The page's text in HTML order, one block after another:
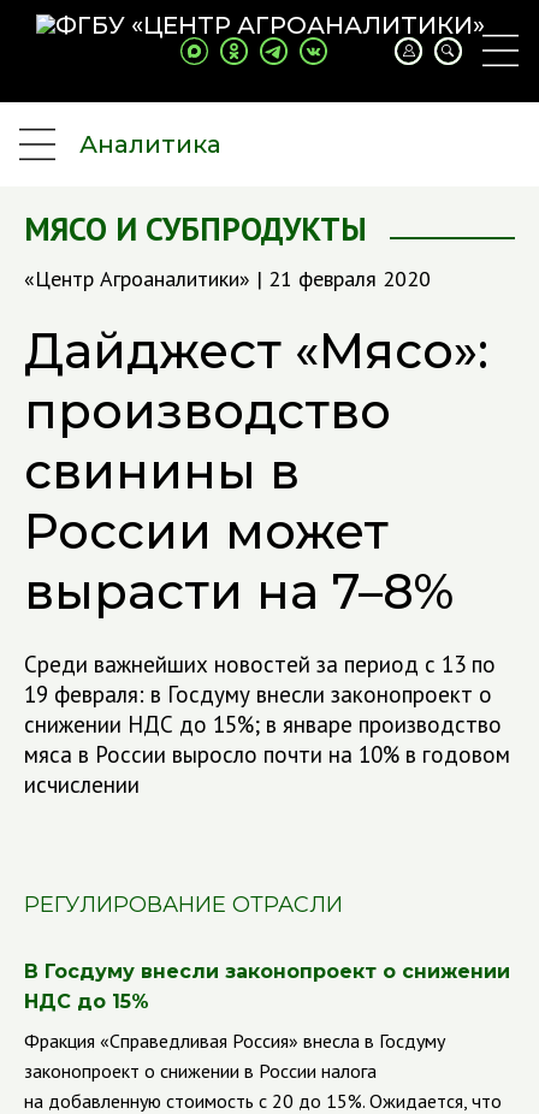
Аналитика
МЯСО И СУБПРОДУКТЫ
«Центр Агроаналитики» | 21 февраля 2020
Дайджест «Мясо»:
производство
свинины в
России может
вырасти на 7–8%
Среди важнейших новостей за период с 13 по
19 февраля: в Госдуму внесли законопроект о
снижении НДС до 15%; в январе производство
мяса в России выросло почти на 10% в годовом
исчислении
РЕГУЛИРОВАНИЕ ОТРАСЛИ
В Госдуму внесли законопроект о снижении
НДС до 15%
Фракция «Справедливая Россия» внесла в Госдуму
законопроект о снижении в России налога
на добавленную стоимость с 20 до 15%. Ожидается, что